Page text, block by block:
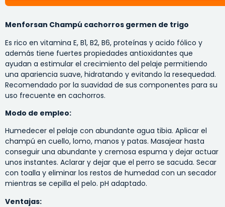
Menforsan Champú cachorros germen de trigo
Es rico en vitamina E, B1, B2, B6, proteínas y acido fólico y
además tiene fuertes propiedades antioxidantes que
ayudan a estimular el crecimiento del pelaje permitiendo
una apariencia suave, hidratando y evitando la resequedad.
Recomendado por la suavidad de sus componentes para su
uso frecuente en cachorros.
Modo de empleo:
Humedecer el pelaje con abundante agua tibia. Aplicar el
champú en cuello, lomo, manos y patas. Masajear hasta
conseguir una abundante y cremosa espuma y dejar actuar
unos instantes. Aclarar y dejar que el perro se sacuda. Secar
con toalla y eliminar los restos de humedad con un secador
mientras se cepilla el pelo. pH adaptado.
Ventajas: